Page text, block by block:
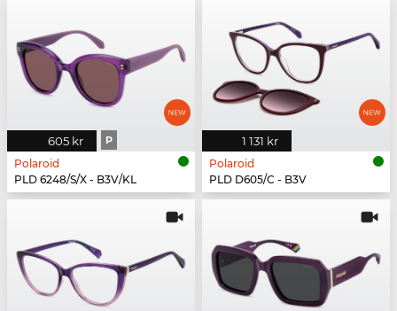
605 kr P
Polaroid
PLD 6248/S/X - B3V/KL
1 131 kr
Polaroid
PLD D605/C - B3V